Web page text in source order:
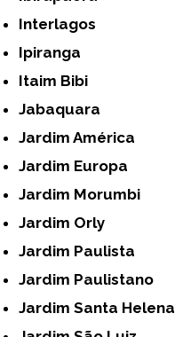
Interlagos
Ipiranga
Itaim Bibi
Jabaquara
Jardim América
Jardim Europa
Jardim Morumbi
Jardim Orly
Jardim Paulista
Jardim Paulistano
Jardim Santa Helena